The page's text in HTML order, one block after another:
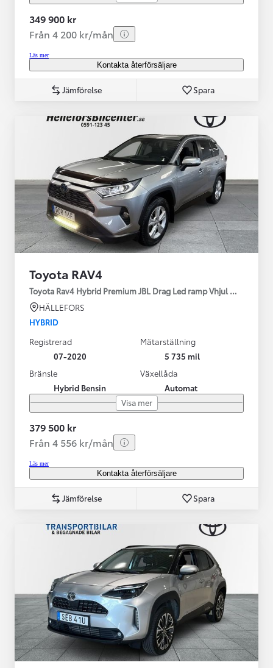
349 900 kr
Från 4 200 kr/mån
Läs mer
Kontakta återförsäljare
Jämförelse Spara
Toyota RAV4
Toyota Rav4 Hybrid Premium JBL Drag Led ramp Vhjul motorv
HÄLLEFORS
HYBRID
Registrerad
07-2020
Mätarställning
5 735 mil
Bränsle
Hybrid Bensin
Växellåda
Automat
Visa mer
379 500 kr
Från 4 556 kr/mån
Läs mer
Kontakta återförsäljare
Jämförelse Spara